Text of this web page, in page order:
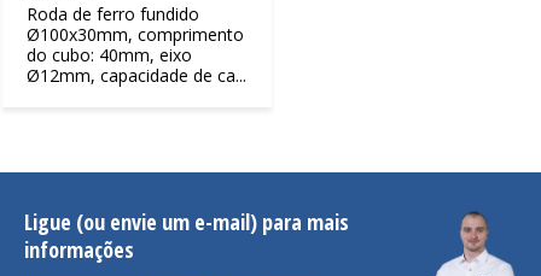
Roda de ferro fundido
Ø100x30mm, comprimento
do cubo: 40mm, eixo
Ø12mm, capacidade de ca...
Ligue (ou envie um e-mail) para mais
informações